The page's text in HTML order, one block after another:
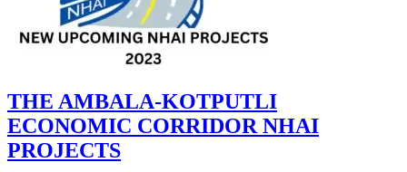
THE AMBALA-KOTPUTLI
ECONOMIC CORRIDOR NHAI
PROJECTS